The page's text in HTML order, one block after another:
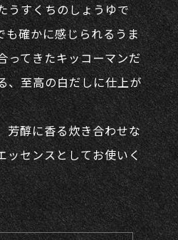
うすくちのしょうゆで
も確かに感じられるうま
ってきたキッコーマンだ
、⾄⾼の⽩だしに仕上が
芳醇に⾹る炊き合わせな
ッセンスとしてお使いく